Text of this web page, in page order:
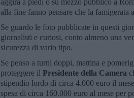
alla fine fanno pensare che la
Se guardo le foto pubblicate in questi
giornalisti e curiosi, conto almeno una
sicurezza di vario tipo.
Se penso a turni doppi, mattina e
proteggere il Presidente della Camera
stipendio lordo di circa 4.000 euro il
spesa di circa 160.000 euro al mese per